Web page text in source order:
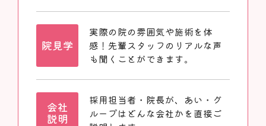
院見学
実際の院の雰囲気や施術を体
感！先輩スタッフのリアルな声
も聞くことができます。
会社
説明
採用担当者・院長が、あい・グ
ループはどんな会社かを直接ご